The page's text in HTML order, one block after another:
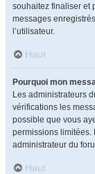
souhaitez finaliser et
messages
l’utilisateur.
Haut
Pourquoi mon
Les administrateurs
vérifications les
possible que vous
permissions limitées.
administrateur du
Haut